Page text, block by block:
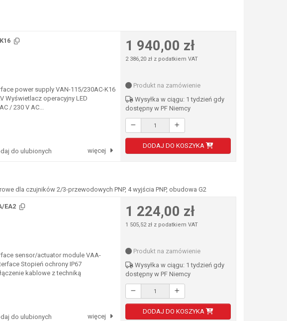
power supply VAN-115/230AC-K16
Wyświetlacz operacyjny LED
/ 230 V AC...
do ulubionych więcej
1 940,00 zł
2 386,20 zł z podatkiem VAT
Produkt na zamówienie
Wysyłka w ciągu: 1 tydzień gdy
dostępny w PF Niemcy
DODAJ DO KOSZYKA
dla czujników 2/3-przewodowych PNP, 4 wyjścia PNP, obudowa G2
EA2
sensor/actuator module VAA-
Stopień ochrony IP67
kablowe z techniką
do ulubionych więcej
1 224,00 zł
1 505,52 zł z podatkiem VAT
Produkt na zamówienie
Wysyłka w ciągu: 1 tydzień gdy
dostępny w PF Niemcy
DODAJ DO KOSZYKA